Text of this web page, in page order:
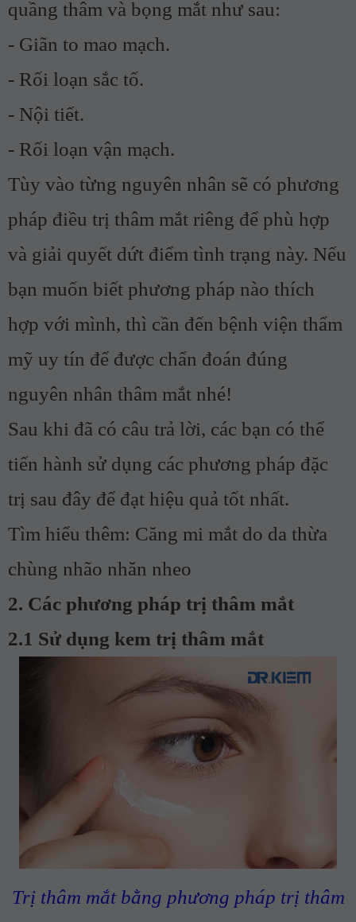
quầng thâm và bọng mắt như sau:
- Giãn to mao mạch.
- Rối loạn sắc tố.
- Nội tiết.
- Rối loạn vận mạch.
Tùy vào từng nguyên nhân sẽ có phương
pháp điều trị thâm mắt riêng để phù hợp
và giải quyết dứt điểm tình trạng này. Nếu
bạn muốn biết phương pháp nào thích
hợp với mình, thì cần đến bệnh viện thẩm
mỹ uy tín để được chẩn đoán đúng
nguyên nhân thâm mắt nhé!
Sau khi đã có câu trả lời, các bạn có thể
tiến hành sử dụng các phương pháp đặc
trị sau đây để đạt hiệu quả tốt nhất.
Tìm hiểu thêm: Căng mi mắt do da thừa
chùng nhão nhăn nheo
2. Các phương pháp trị thâm mắt
2.1 Sử dụng kem trị thâm mắt
Trị thâm mắt bằng phương pháp trị thâm